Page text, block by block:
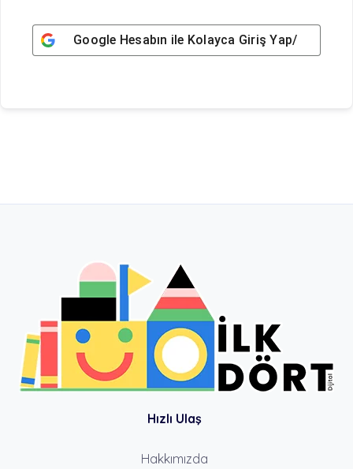
Google Hesabın ile Kolayca Giriş Yap/ Üye Ol
Hızlı Ulaş
Hakkımızda